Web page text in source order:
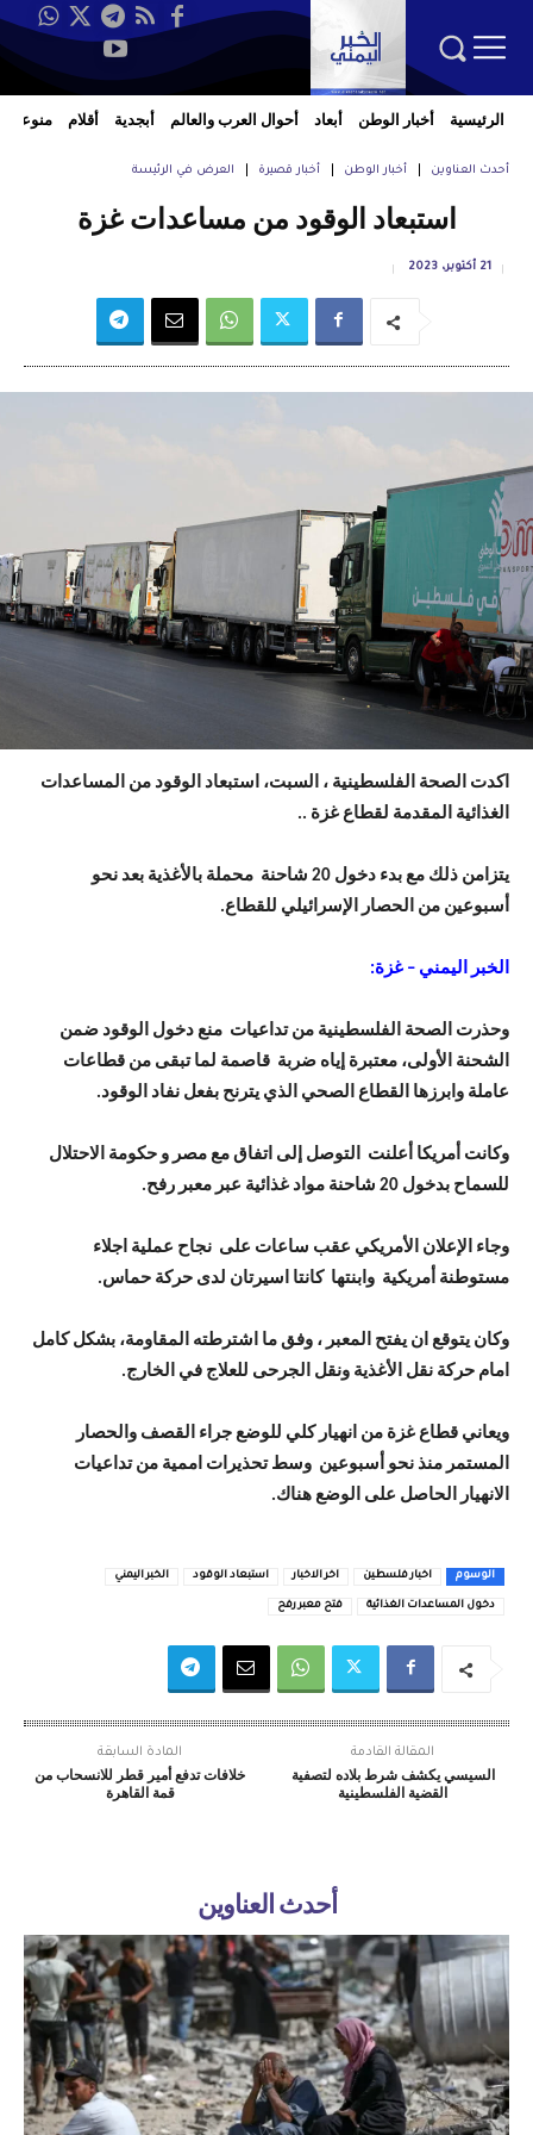
الرئيسية أخبار الوطن أبعاد أحوال العرب والعالم أبجدية أقلام منوعات
أحدث العناوين أخبار الوطن أخبار قصيرة العرض في الرئيسة
استبعاد الوقود من مساعدات غزة
21 أكتوبر، 2023
اكدت الصحة الفلسطينية ، السبت، استبعاد الوقود من المساعدات
الغذائية المقدمة لقطاع غزة ..
يتزامن ذلك مع بدء دخول 20 شاحنة محملة بالأغذية بعد نحو
أسبوعين من الحصار الإسرائيلي للقطاع.
الخبر اليمني – غزة:
وحذرت الصحة الفلسطينية من تداعيات منع دخول الوقود ضمن
الشحنة الأولى، معتبرة إياه ضربة قاصمة لما تبقى من قطاعات
عاملة وابرزها القطاع الصحي الذي يترنح بفعل نفاد الوقود.
وكانت أمريكا أعلنت التوصل إلى اتفاق مع مصر و حكومة الاحتلال
للسماح بدخول 20 شاحنة مواد غذائية عبر معبر رفح.
وجاء الإعلان الأمريكي عقب ساعات على نجاح عملية اجلاء
مستوطنة أمريكية وابنتها كانتا اسيرتان لدى حركة حماس.
وكان يتوقع ان يفتح المعبر ، وفق ما اشترطته المقاومة، بشكل كامل
امام حركة نقل الأغذية ونقل الجرحى للعلاج في الخارج.
ويعاني قطاع غزة من انهيار كلي للوضع جراء القصف والحصار
المستمر منذ نحو أسبوعين وسط تحذيرات اممية من تداعيات
الانهيار الحاصل على الوضع هناك.
الوسوم اخبار فلسطين اخر الاخبار استبعاد الوقود الخبر اليمني
دخول المساعدات الغذائية فتح معبر رفح
المادة السابقة
خلافات تدفع أمير قطر للانسحاب من
قمة القاهرة
المقالة القادمة
السيسي يكشف شرط بلاده لتصفية
القضية الفلسطينية
أحدث العناوين